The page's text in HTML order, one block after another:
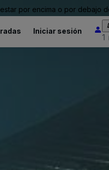
por encima o por debajo
Iniciar sesión
1